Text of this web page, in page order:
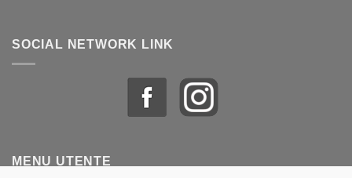
SOCIAL NETWORK LINK
MENU UTENTE